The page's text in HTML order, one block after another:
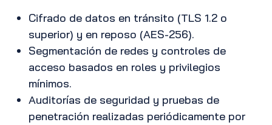
Cifrado de datos en tránsito (TLS 1.2 o
superior) y en reposo (AES-256).
Segmentación de redes y controles de
acceso basados en roles y privilegios
mínimos.
Auditorías de seguridad y pruebas de
penetración realizadas periódicamente por